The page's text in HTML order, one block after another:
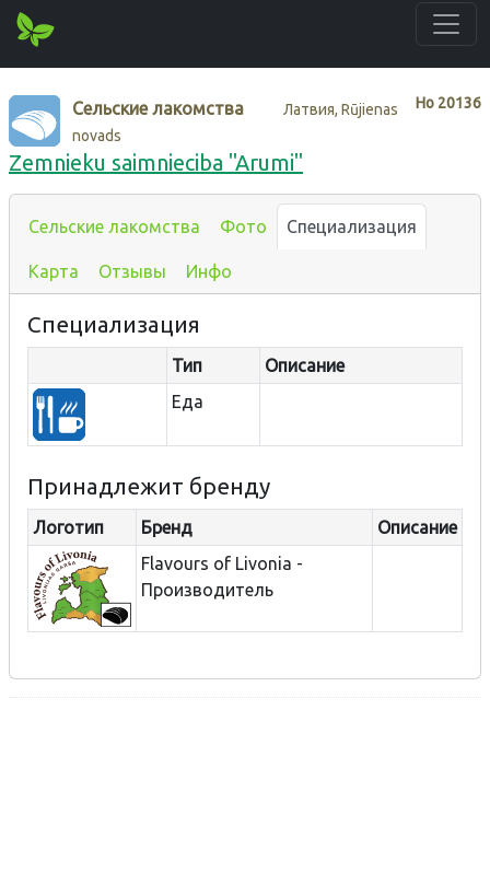
Нo 20136
Сельские лакомства
Латвия, Rūjienas
novads
Zemnieku saimnieciba "Arumi"
Сельские лакомства Фото Специализация
Карта Отзывы Инфо
Специализация
Тип
Описание
Еда
Принадлежит бренду
Логотип Бренд
Описание
Flavours of Livonia -
Производитель